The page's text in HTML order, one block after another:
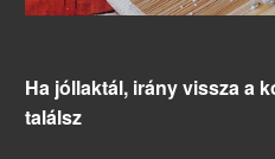
Ha jóllaktál, irány vissza a
találsz